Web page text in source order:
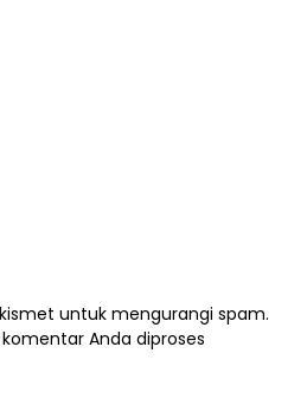
untuk mengurangi spam.
Anda diproses